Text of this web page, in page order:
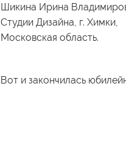
Шикина Ирина
Студии Дизайна, г. Химки,
Московская область.
Вот и закончилась